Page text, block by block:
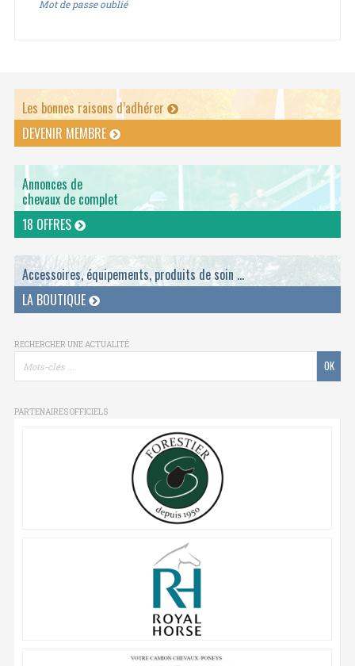
Mot de passe oublié
Les bonnes raisons d’adhérer
DEVENIR MEMBRE
Annonces de
chevaux de complet
18 OFFRES
Accessoires, équipements, produits de soin ...
LA BOUTIQUE
RECHERCHER UNE ACTUALITÉ
PARTENAIRES OFFICIELS